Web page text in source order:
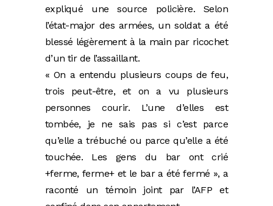
expliqué une source policière. Selon
l’état-major des armées, un soldat a été
blessé légèrement à la main par ricochet
d’un tir de l’assaillant.
« On a entendu plusieurs coups de feu,
trois peut-être, et on a vu plusieurs
personnes courir. L’une d’elles est
tombée, je ne sais pas si c’est parce
qu’elle a trébuché ou parce qu’elle a été
touchée. Les gens du bar ont crié
+ferme, ferme+ et le bar a été fermé », a
raconté un témoin joint par l’AFP et